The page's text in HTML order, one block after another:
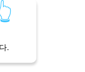
.